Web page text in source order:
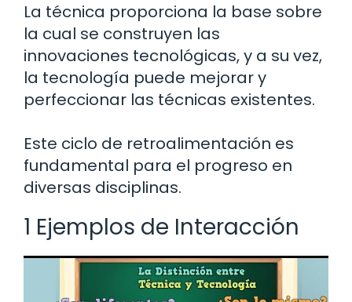
La técnica proporciona la base sobre
la cual se construyen las
innovaciones tecnológicas, y a su vez,
la tecnología puede mejorar y
perfeccionar las técnicas existentes.
Este ciclo de retroalimentación es
fundamental para el progreso en
diversas disciplinas.
1 Ejemplos de Interacción